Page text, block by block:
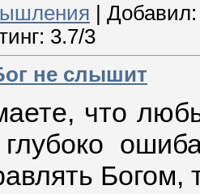
|
3.7/3
не слышит
что
глубоко
Богом,